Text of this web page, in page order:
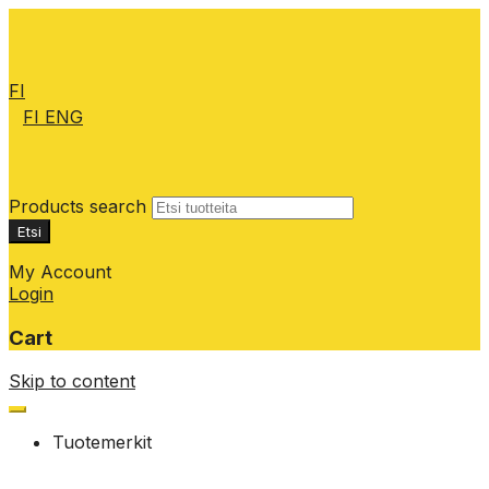
FI
FI ENG
Products search
Etsi
My Account
Login
Cart
Skip to content
Tuotemerkit